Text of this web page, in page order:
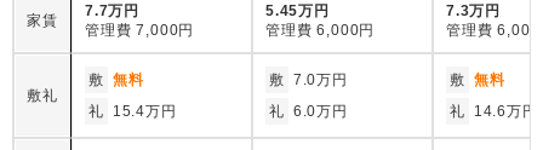
家賃
7.7万円
管理費 7,000円
5.45万円
管理費 6,000円
7.3万円
管理費 6,000
敷礼
敷 無料
礼
15.4万円
敷 7.0万円
礼 6.0万円
敷 無料
礼
14.6万円